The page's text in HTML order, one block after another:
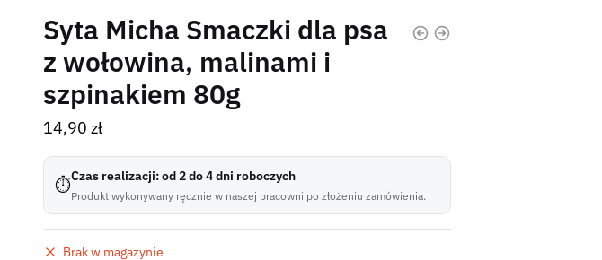
Syta Micha Smaczki dla psa
z wołowina, malinami i
szpinakiem 80g
14,90zł
⏱Czas realizacji: od 2 do 4 dni roboczych
Produkt wykonywany ręcznie w naszej pracowni po złożeniu zamówienia.
Brak w magazynie